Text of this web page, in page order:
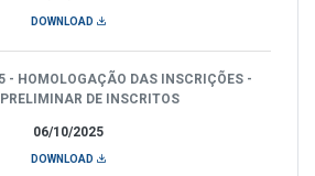
DOWNLOAD
06/10/2025
- HOMOLOGAÇÃO DAS INSCRIÇÕES -
DE INSCRITOS
DOWNLOAD